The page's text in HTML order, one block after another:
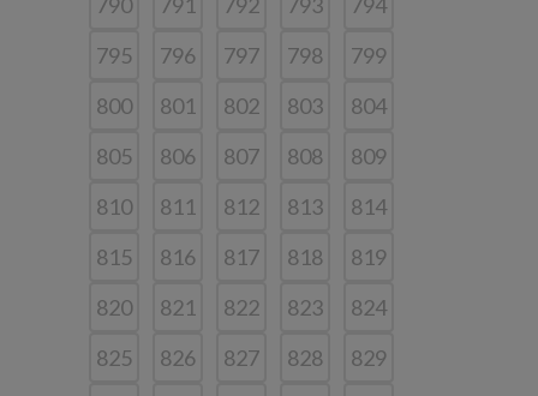
795
796 797 798
799
800
801 802 803
804
805
806 807 808
809
810
811 812 813
814
815
816 817 818
819
820
821 822 823
824
825
826 827 828
829